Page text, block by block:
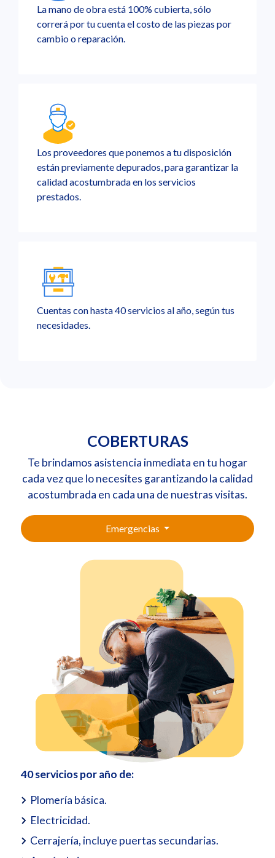
La mano de obra está 100% cubierta, sólo
correrá por tu cuenta el costo de las piezas por
cambio o reparación.
Los proveedores que ponemos a tu disposición
están previamente depurados, para garantizar la
calidad acostumbrada en los servicios
prestados.
Cuentas con hasta 40 servicios al año, según tus
necesidades.
COBERTURAS
Te brindamos asistencia inmediata en tu hogar
cada vez que lo necesites garantizando la calidad
acostumbrada en cada una de nuestras visitas.
Emergencias
40 servicios por año de:
Plomería básica.
Electricidad.
Cerrajería, incluye puertas secundarias.